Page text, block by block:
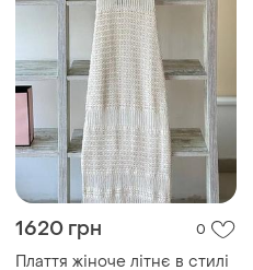
1620 грн 0
Плаття жіноче літнє в стилі